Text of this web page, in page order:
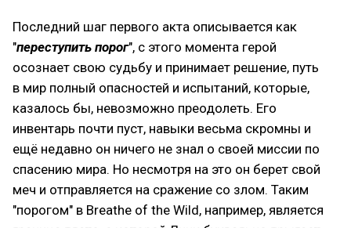
Последний шаг первого акта описывается как
"переступить порог", с этого момента герой
осознает свою судьбу и принимает решение, путь
в мир полный опасностей и испытаний, которые,
казалось бы, невозможно преодолеть. Его
инвентарь почти пуст, навыки весьма скромны и
ещё недавно он ничего не знал о своей миссии по
спасению мира. Но несмотря на это он берет свой
меч и отправляется на сражение со злом. Таким
"порогом" в Breathe of the Wild, например, является